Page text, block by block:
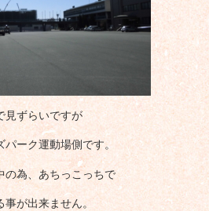
ずらいですが
ーク運動場側です。
為、あちっこっちで
が出来ません。